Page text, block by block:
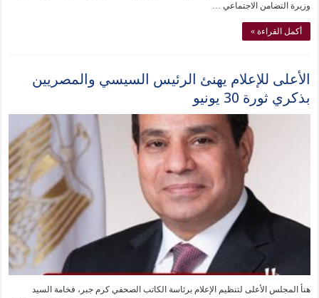
وزيرة التضامن الاجتماعي …
أكمل القراءة »
الأعلى للإعلام يهنئ الرئيس السيسي والمصريين
بذكري ثورة 30 يونيو
هنأ المجلس الأعلى لتنظيم الإعلام برئاسة الكاتب الصحفي كرم جبر، فخامة السيد